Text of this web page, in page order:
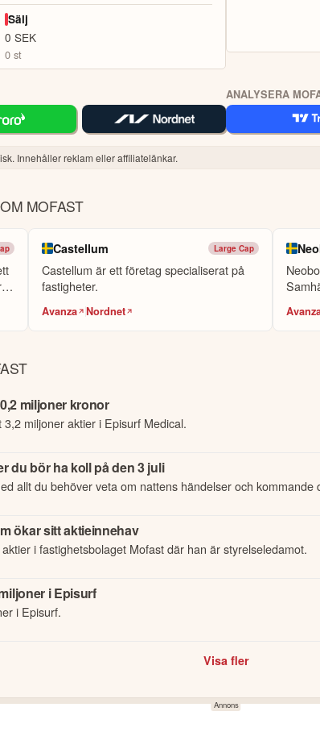
Sälj
0 SEK
0 st
ANALYSERA
Innehåller reklam eller affiliatelänkar.
MOFAST
Castellum Large Cap
Castellum är ett företag specialiserat på
fastigheter.
Avanza Nordnet
miljoner kronor
miljoner aktier i Episurf Medical.
du bör ha koll på den 3 juli
allt du behöver veta om nattens händelser och kommande
ökar sitt aktieinnehav
i fastighetsbolaget Mofast där han är styrelseledamot.
i Episurf
i Episurf.
Visa fler